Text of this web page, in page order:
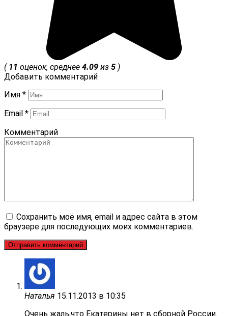
( 11 оценок, среднее 4.09 из 5 )
Добавить комментарий
Имя *
Email *
Комментарий
Сохранить моё имя, email и адрес сайта в этом
браузере для последующих моих комментариев.
Наталья 15.11.2013 в 10:35
Очень жаль,что Екатерины нет в сборной России.